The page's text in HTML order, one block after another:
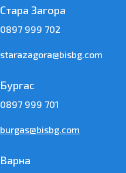
Стара Загора
0897 999 702
starazagora@bisbg.com
Бургас
0897 999 701
burgas@bisbg.com
Варна